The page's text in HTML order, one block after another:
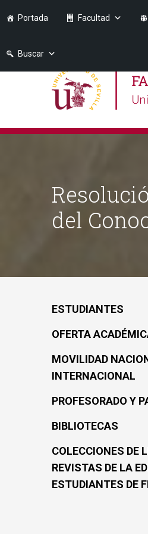
Portada Facultad
Buscar
del
ESTUDIANTES
OFERTA
MOVILIDAD
INTERNACIONAL
PROFESORADO Y
BIBLIOTECAS
COLECCIONES DE
REVISTAS DE LA
ESTUDIANTES DE